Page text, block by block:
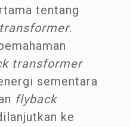
tentang
.
transformer
sementara
flyback
ke